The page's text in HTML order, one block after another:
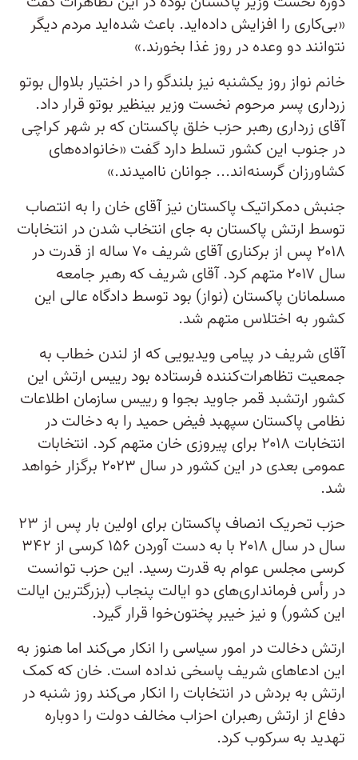
«بی‌کاری را افزایش داده‌اید. باعث شده‌اید مردم دیگر
نتوانند دو وعده در روز غذا بخورند.»
خانم نواز روز یکشنبه نیز بلندگو را در اختیار بلاوال بوتو
زرداری پسر مرحوم نخست وزیر بینظیر بوتو قرار داد.
آقای زرداری رهبر حزب خلق پاکستان که بر شهر کراچی
در جنوب این کشور تسلط دارد گفت «خانواده‌های
کشاورزان گرسنه‌اند... جوانان ناامیدند.»
جنبش دمکراتیک پاکستان نیز آقای خان را به انتصاب
توسط ارتش پاکستان به جای انتخاب شدن در انتخابات
۲۰۱۸ پس از برکناری آقای شریف ۷۰ ساله از قدرت در
سال ۲۰۱۷ متهم کرد. آقای شریف که رهبر جامعه
مسلمانان پاکستان (نواز) بود توسط دادگاه عالی این
کشور به اختلاس متهم شد.
آقای شریف در پیامی ویدیویی که از لندن خطاب به
جمعیت تظاهرات‌کننده فرستاده بود رییس ارتش این
کشور ارتشبد قمر جاوید بجوا و رییس سازمان اطلاعات
نظامی پاکستان سپهبد فیض حمید را به دخالت در
انتخابات ۲۰۱۸ برای پیروزی خان متهم کرد. انتخابات
عمومی بعدی در این کشور در سال ۲۰۲۳ برگزار خواهد
شد.
حزب تحریک انصاف پاکستان برای اولین بار پس از ۲۳
سال در سال ۲۰۱۸ با به دست آوردن ۱۵۶ کرسی از ۳۴۲
کرسی مجلس عوام به قدرت رسید. این حزب توانست
در رأس فرمانداری‌های دو ایالت پنجاب (بزرگترین ایالت
این کشور) و نیز خیبر پختون‌خوا قرار گیرد.
ارتش دخالت در امور سیاسی را انکار می‌کند اما هنوز به
این ادعاهای شریف پاسخی نداده است. خان که کمک
ارتش به بردش در انتخابات را انکار می‌کند روز شنبه در
دفاع از ارتش رهبران احزاب مخالف دولت را دوباره
تهدید به سرکوب کرد.